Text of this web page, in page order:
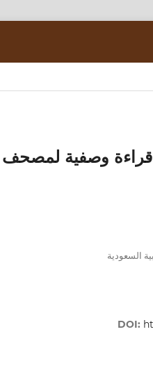
قراءة وصفية لمصحف
السعودية
DOI: